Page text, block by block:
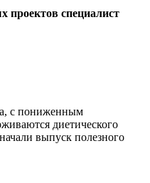
проектов специалист
с пониженным
диетического
выпуск полезного